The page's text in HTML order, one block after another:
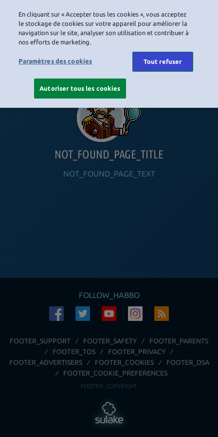
NOT_FOUND_PAGE_TITLE
NOT_FOUND_PAGE_TEXT
FOLLOW_HABBO
FOOTER_SUPPORT FOOTER_SAFETY
FOOTER_PARENTS
FOOTER_TOS
FOOTER_PRIVACY
FOOTER_ADVERTISERS
FOOTER_COOKIES
FOOTER_DSA
FOOTER_COOKIE_PREFERENCES
FOOTER_COPYRIGHT
En cliquant sur « Accepter tous les cookies », vous acceptez
le stockage de cookies sur votre appareil pour améliorer la
navigation sur le site, analyser son utilisation et contribuer à
nos efforts de marketing.
Paramètres des cookies Tout refuser
Autoriser tous les cookies